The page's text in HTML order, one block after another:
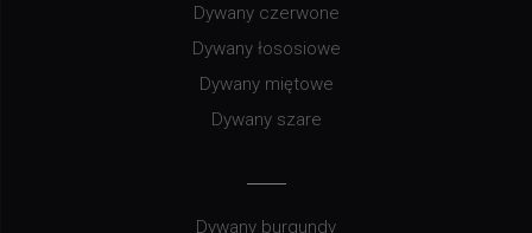
Dywany czerwone
Dywany łososiowe
Dywany miętowe
Dywany szare
Dywany burgundy